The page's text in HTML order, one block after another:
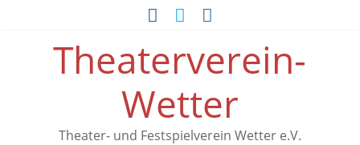
Theaterverein-
Wetter
Theater- und Festspielverein Wetter e.V.